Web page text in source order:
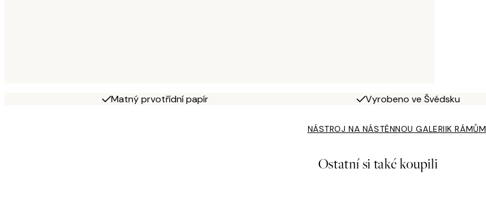
Matný prvotřídní papír Vyrobeno ve Švédsku
NÁSTROJ NA NÁSTĚNNOU GALERIIK RÁMŮM
Ostatní si také koupili